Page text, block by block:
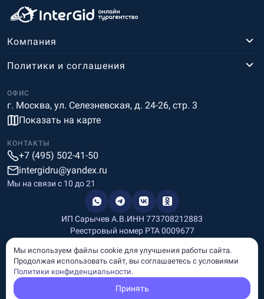
Компания
ОФИС
г. Москва, ул. Селезневская, д. 24-26, стр. 3
Показать на карте
Политики и соглашения
КОНТАКТЫ
+7 (495) 502-41-50
intergidru@yandex.ru
Мы на связи c 10 до 21
ИП Сарычев А.В.ИНН 773708212883
Реестровый номер РТА 0009677
Информация, размещённая на сайте, носит информационный
характер и не является рекламой и публичной офертой.
Мы используем файлы cookie для улучшения работы сайта.
Продолжая использовать сайт, вы соглашаетесь с условиями
Политики конфиденциальности.
Принять